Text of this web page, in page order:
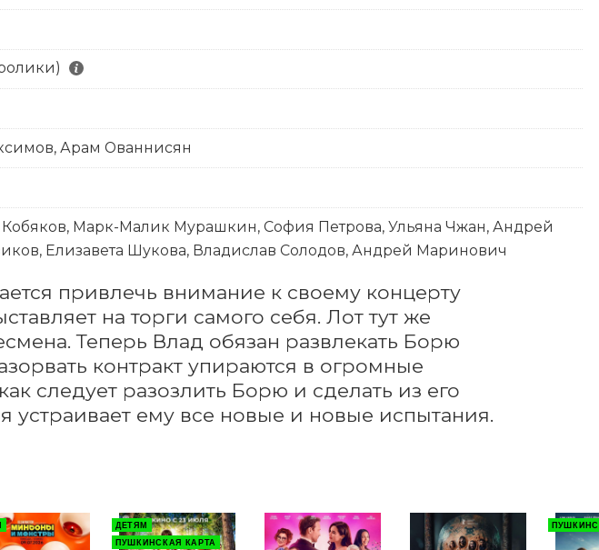
Арам Ованнисян
Марк-Малик Мурашкин, София Петрова, Ульяна Чжан, Андрей
Елизавета Шукова, Владислав Солодов, Андрей Маринович
привлечь внимание к своему концерту
на торги самого себя. Лот тут же
Теперь Влад обязан развлекать Борю
контракт упираются в огромные
следует разозлить Борю и сделать из его
устраивает ему все новые и новые испытания.
ДЕТЯМ
ПУШКИНСКАЯ КАРТА